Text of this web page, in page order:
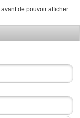
avant de pouvoir afficher